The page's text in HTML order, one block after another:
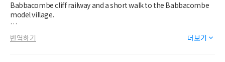
Babbacombe cliff railway and a short walk to the Babbacombe
model village.
Apartment was very clean. The decor is a bit dated. The sea view
room had a great view.
번역하기 더보기